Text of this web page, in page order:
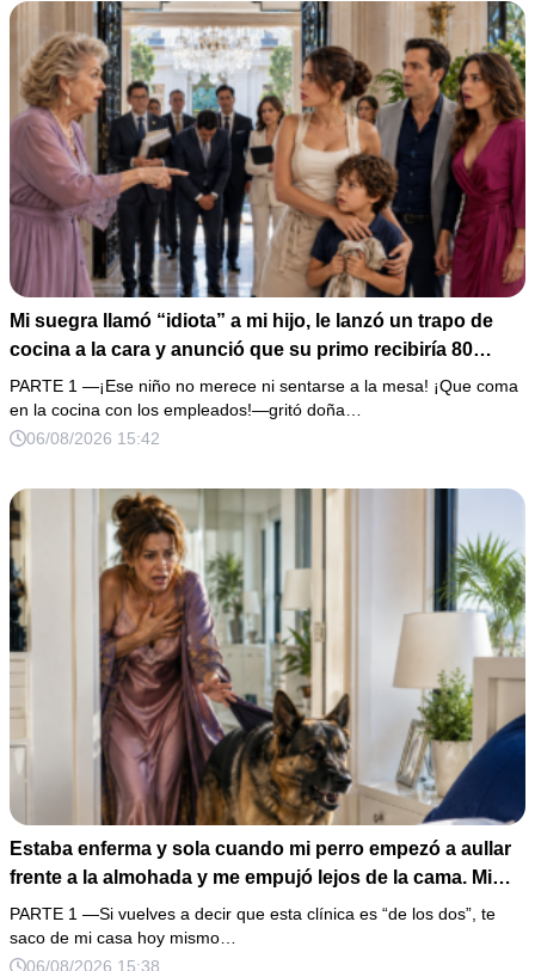
Mi suegra llamó “idiota” a mi hijo, le lanzó un trapo de
cocina a la cara y anunció que su primo recibiría 80
millones y el 50% de las acciones: “Aprende cuál es tu
lugar”. Permanecí en silencio hasta que terminaron de
firmar; entonces mostré una grabación y alguien llamó a
PARTE 1 —¡Ese niño no merece ni sentarse a la mesa! ¡Que coma
en la cocina con los empleados!—gritó doña…
06/08/2026 15:42
Estaba enferma y sola cuando mi perro empezó a aullar
frente a la almohada y me empujó lejos de la cama. Mi
esposo regresó un día antes y susurró: “Acuéstate,
amor, yo te cuidaré”. Fingí obedecer, pero escondí una
grabadora bajo la cobija… Esa noche escuché por qué
PARTE 1 —Si vuelves a decir que esta clínica es “de los dos”, te
saco de mi casa hoy mismo…
06/08/2026 15:38